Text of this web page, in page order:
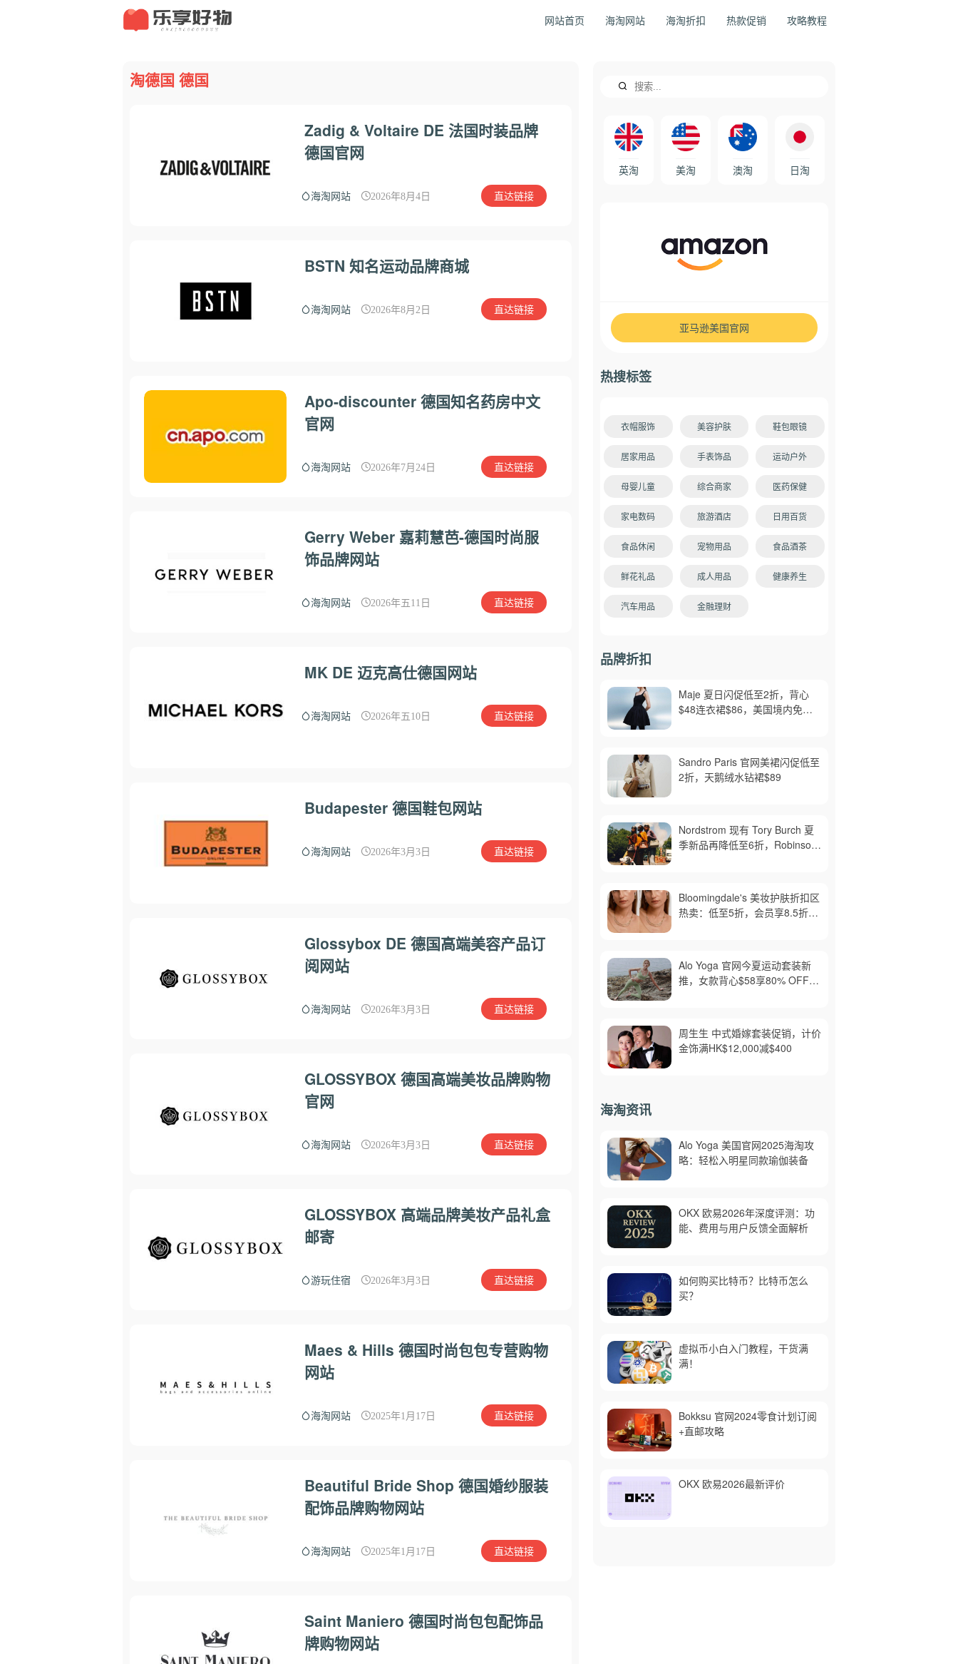
网站首页 海淘网站 海淘折扣 热款促销 攻略教程
淘德国 德国
Zadig & Voltaire DE 法国时装品牌
德国官网
海淘网站 2026年8月4日 直达链接
BSTN 知名运动品牌商城
海淘网站 2026年8月2日 直达链接
Apo-discounter 德国知名药房中文
官网
海淘网站 2026年7月24日 直达链接
Gerry Weber 嘉莉慧芭-德国时尚服
饰品牌网站
海淘网站 2026年五11日 直达链接
MK DE 迈克高仕德国网站
海淘网站 2026年五10日 直达链接
Budapester 德国鞋包网站
海淘网站 2026年3月3日 直达链接
Glossybox DE 德国高端美容产品订
阅网站
海淘网站 2026年3月3日 直达链接
GLOSSYBOX 德国高端美妆品牌购物
官网
海淘网站 2026年3月3日 直达链接
GLOSSYBOX 高端品牌美妆产品礼盒
邮寄
游玩住宿 2026年3月3日 直达链接
Maes & Hills 德国时尚包包专营购物
网站
海淘网站 2025年1月17日 直达链接
Beautiful Bride Shop 德国婚纱服装
配饰品牌购物网站
海淘网站 2025年1月17日 直达链接
Saint Maniero 德国时尚包包配饰品
牌购物网站
英淘 美淘 澳淘 日淘
亚马逊美国官网
热搜标签
衣帽服饰 美容护肤 鞋包眼镜
居家用品 手表饰品 运动户外
母婴儿童 综合商家 医药保健
家电数码 旅游酒店 日用百货
食品休闲 宠物用品 食品酒茶
鲜花礼品 成人用品 健康养生
汽车用品 金融理财
品牌折扣
Maje 夏日闪促低至2折，背心
$48连衣裙$86，美国境内免运
Sandro Paris 官网美裙闪促低至
2折，天鹅绒水钻裙$89
Nordstrom 现有 Tory Burch 夏
季新品再降低至6折，Robinson
Bloomingdale's 美妆护肤折扣区
热卖：低至5折，会员享8.5折，
Alo Yoga 官网今夏运动套装新
推，女款背心$58享80% OFF，
周生生 中式婚嫁套装促销，计价
金饰满HK$12,000减$400
海淘资讯
Alo Yoga 美国官网2025海淘攻
略：轻松入明星同款瑜伽装备
OKX 欧易2026年深度评测：功
能、费用与用户反馈全面解析
如何购买比特币？比特币怎么
买？
虚拟币小白入门教程，干货满
满！
Bokksu 官网2024零食计划订阅
+直邮攻略
OKX 欧易2026最新评价